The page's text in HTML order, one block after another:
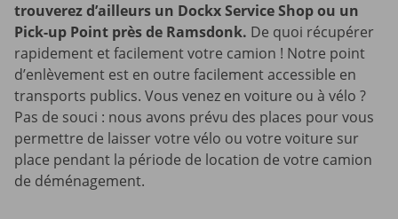
trouverez d’ailleurs un Dockx Service Shop ou un
Pick-up Point près de Ramsdonk. De quoi récupérer
rapidement et facilement votre camion ! Notre point
d’enlèvement est en outre facilement accessible en
transports publics. Vous venez en voiture ou à vélo ?
Pas de souci : nous avons prévu des places pour vous
permettre de laisser votre vélo ou votre voiture sur
place pendant la période de location de votre camion
de déménagement.